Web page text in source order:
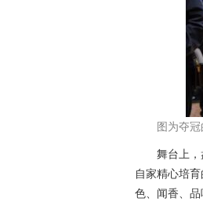
图为夺冠
舞台上，盘
自家精心培
色、闻香、品